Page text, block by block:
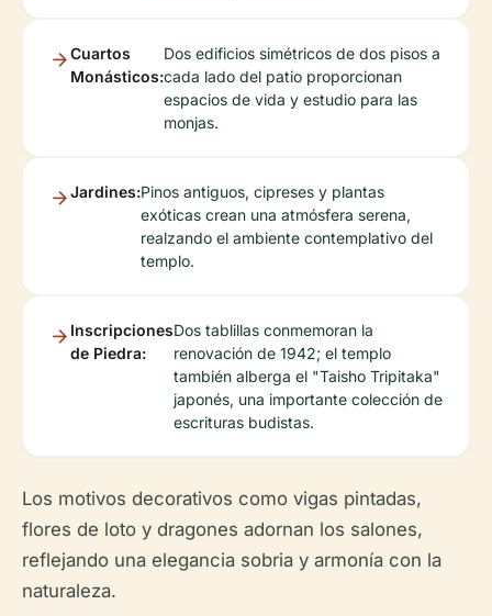
Cuartos
Monásticos:
Dos edificios simétricos de dos pisos a
cada lado del patio proporcionan
espacios de vida y estudio para las
monjas.
Jardines:Pinos antiguos, cipreses y plantas
exóticas crean una atmósfera serena,
realzando el ambiente contemplativo del
templo.
Inscripciones
de Piedra:
Dos tablillas conmemoran la
renovación de 1942; el templo
también alberga el "Taisho Tripitaka"
japonés, una importante colección de
escrituras budistas.
Los motivos decorativos como vigas pintadas,
flores de loto y dragones adornan los salones,
reflejando una elegancia sobria y armonía con la
naturaleza.